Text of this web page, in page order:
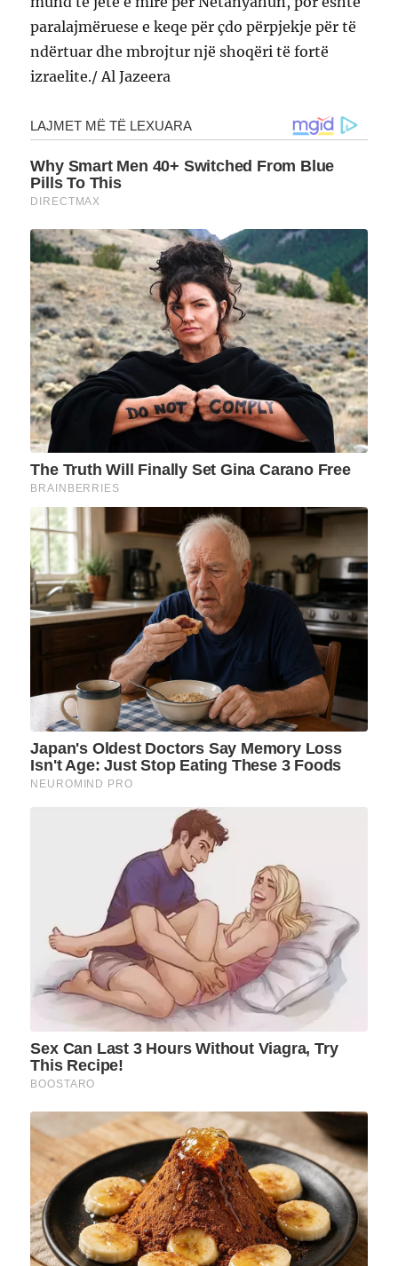
paralajmëruese e keqe për çdo përpjekje për të
ndërtuar dhe mbrojtur një shoqëri të fortë
izraelite./ Al Jazeera